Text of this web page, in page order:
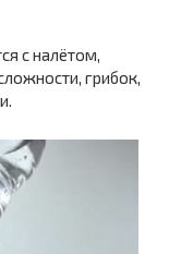
с налётом,
грибок,